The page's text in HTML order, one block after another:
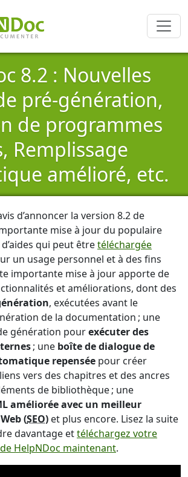
8.2 : Nouvelles
pré-génération,
de programmes
Remplissage
amélioré, etc.
d’annoncer la version 8.2 de
mise à jour du populaire
qui peut êtretéléchargée
un usage personnel et à des fins
importante mise à jour apporte de
et améliorations, dont des
, exécutées avant le
de la documentation ; une
génération pourexécuter des
; une boîte de dialogue de
repensée pour créer
vers des chapitres et des ancres
de bibliothèque ; une
améliorée avec un meilleur
(SEO) et plus encore. Lisez la suite
davantage ettéléchargez votre
HelpNDoc maintenant.